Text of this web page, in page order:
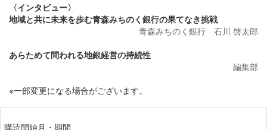
〈インタビュー〉
地域と共に未来を歩む青森みちのく銀行の果てなき挑戦
青森みちのく銀行 石川 啓太郎
あらためて問われる地銀経営の持続性
編集部
※一部変更になる場合がございます。
購読開始月・期間